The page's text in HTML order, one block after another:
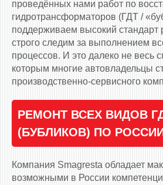
проведённых нами работ по
гидротрансформаторов (ГДТ /
поддерживаем высокий стандарт
строго следим за выполнением
процессов. И это далеко не весь
которым многие автовладельцы
производственно-сервисного
РЕМОНТ ВСЕХ ВИДОВ
(БУБЛИКОВ) ПО
Компания Smagresta обладает
возможными в России